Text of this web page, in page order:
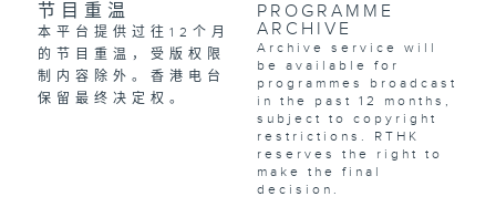
节目重温
本平台提供过往12个月
的节目重温，受版权限
制内容除外。香港电台
保留最终决定权。
PROGRAMME
ARCHIVE
Archive service will
be available for
programmes broadcast
in the past 12 months,
subject to copyright
restrictions. RTHK
reserves the right to
make the final
decision.